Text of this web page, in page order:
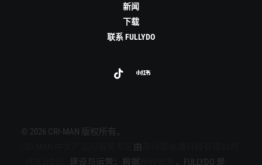
新闻
下载
联系 FULLYDO
© 2026 CRI-MAN 版权所有。
由
建设与运营；根据 ，FULLYDO 是